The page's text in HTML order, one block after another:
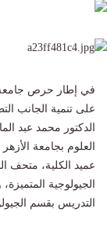
في إطار حرص جامعة
على تنمية الجانب
الدكتور محمد عبد
العلوم بجامعة
عميد الكلية، متحف
الجيولوجية
التدريس بقسم